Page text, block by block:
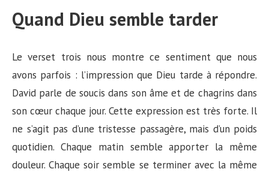
Quand Dieu semble tarder
Le verset trois nous montre ce sentiment que nous
avons parfois : l’impression que Dieu tarde à répondre.
David parle de soucis dans son âme et de chagrins dans
son cœur chaque jour. Cette expression est très forte. Il
ne s’agit pas d’une tristesse passagère, mais d’un poids
quotidien. Chaque matin semble apporter la même
douleur. Chaque soir semble se terminer avec la même